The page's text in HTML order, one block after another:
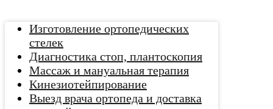
Изготовление ортопедических
стелек
Диагностика стоп, плантоскопия
Массаж и мануальная терапия
Кинезиотейпирование
Выезд врача ортопеда и доставка